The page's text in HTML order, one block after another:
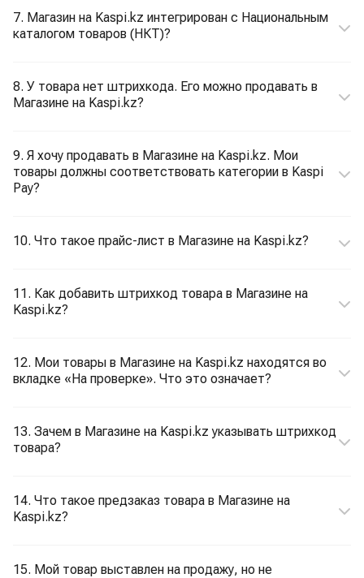
7. Магазин на Kaspi.kz интегрирован с Национальным
каталогом товаров (НКТ)?
8. У товара нет штрихкода. Его можно продавать в
Магазине на Kaspi.kz?
9. Я хочу продавать в Магазине на Kaspi.kz. Мои
товары должны соответствовать категории в Kaspi
Pay?
10. Что такое прайс-лист в Магазине на Kaspi.kz?
11. Как добавить штрихкод товара в Магазине на
Kaspi.kz?
12. Мои товары в Магазине на Kaspi.kz находятся во
вкладке «На проверке». Что это означает?
13. Зачем в Магазине на Kaspi.kz указывать штрихкод
товара?
14. Что такое предзаказ товара в Магазине на
Kaspi.kz?
15. Мой товар выставлен на продажу, но не